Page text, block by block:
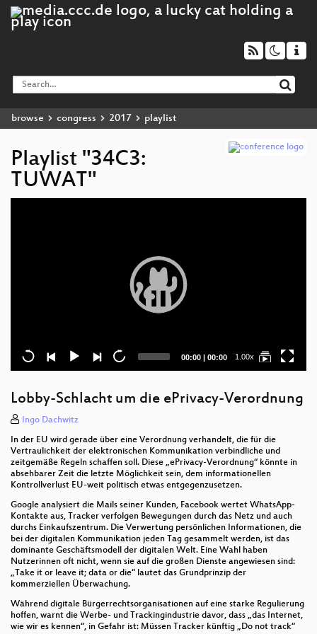
browse congress 2017 playlist
Playlist "34C3:
TUWAT"
Current
00:00 | Total
00:00 1.00x
Lobby-Schlacht um die ePrivacy-Verordnung
Ingo Dachwitz
In der EU wird gerade über eine Verordnung verhandelt, die für die
Vertraulichkeit der elektronischen Kommunikation verbindliche und
zeitgemäße Regeln schaffen soll. Diese „ePrivacy-Verordnung“ könnte in
absehbarer Zeit die letzte Möglichkeit sein, dem informationellen
Kontrollverlust EU-weit politisch etwas entgegenzusetzen.
Google analysiert die Mails seiner Kunden, Facebook wertet WhatsApp-
Kontakte aus, Tracker verfolgen Bewegungen durch das Netz und auch
durchs Einkaufszentrum. Die Verwertung persönlichen Informationen, die
bei der digitalen Kommunikation jeden Tag gesammelt werden, ist das
dominante Geschäftsmodell der digitalen Welt. Eine Wahl haben
Nutzerinnen oft nicht, wenn sie auf die großen Dienste angewiesen sind:
„Take it or leave it; data or die“ lautet das Grundprinzip der
kommerziellen Überwachung.
Während digitale Bürgerrechtsorganisationen auf eine starke Regulierung
hoffen, warnt die Werbe- und Trackingindustrie davor, dass „das Internet,
wie wir es kennen“, in Gefahr ist: Müssen Tracker künftig „Do not track“